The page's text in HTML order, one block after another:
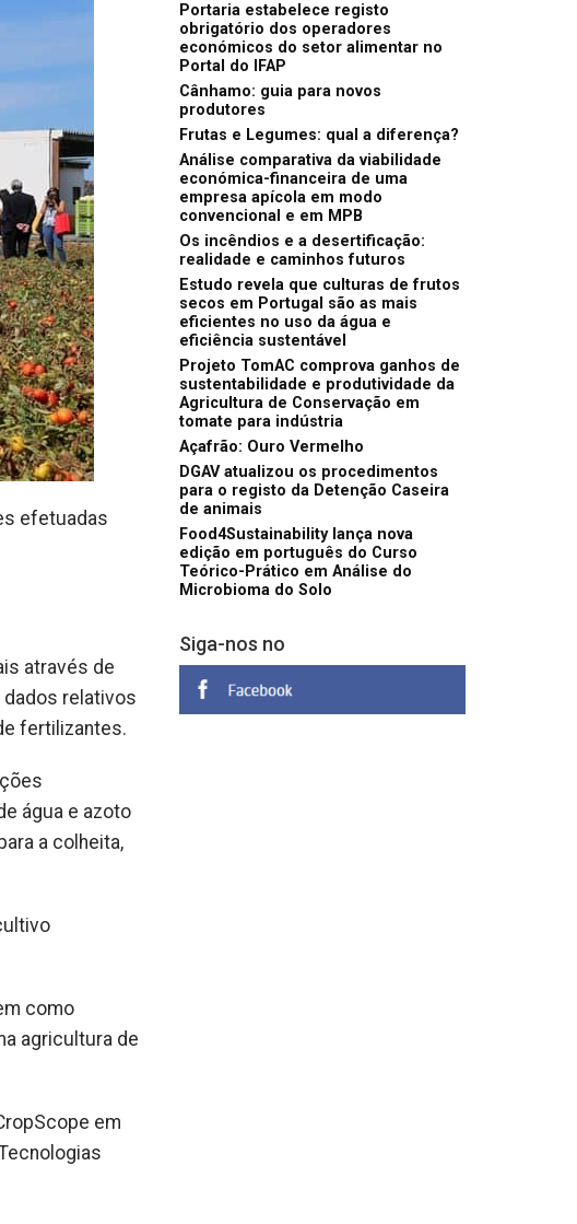
efetuadas
através de
relativos
fertilizantes.
água e azoto
a colheita,
como
agricultura de
em
Portaria estabelece registo
obrigatório dos operadores
económicos do setor alimentar no
Portal do IFAP
Cânhamo: guia para novos
produtores
Frutas e Legumes: qual a diferença?
Análise comparativa da viabilidade
económica-financeira de uma
empresa apícola em modo
convencional e em MPB
Os incêndios e a desertificação:
realidade e caminhos futuros
Estudo revela que culturas de frutos
secos em Portugal são as mais
eficientes no uso da água e
eficiência sustentável
Projeto TomAC comprova ganhos de
sustentabilidade e produtividade da
Agricultura de Conservação em
tomate para indústria
Açafrão: Ouro Vermelho
DGAV atualizou os procedimentos
para o registo da Detenção Caseira
de animais
Food4Sustainability lança nova
edição em português do Curso
Teórico-Prático em Análise do
Microbioma do Solo
Siga-nos no